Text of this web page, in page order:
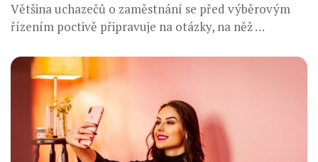
Většina uchazečů o zaměstnání se před výběrovým
řízením poctivě připravuje na otázky, na něž …